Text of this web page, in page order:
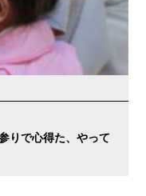
りで心得た、やって